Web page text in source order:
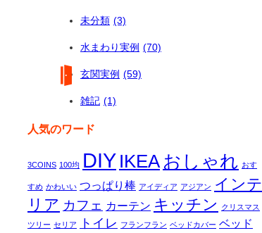
未分類 (3)
水まわり実例 (70)
玄関実例 (59)
雑記 (1)
人気のワード
3COINS 100均 DIY IKEA おしゃれ おす
すめ かわいい つっぱり棒 アイディア アジアン インテ
リア カフェ カーテン キッチン クリスマス
ツリー セリア トイレ フランフラン ベッドカバー ベッド